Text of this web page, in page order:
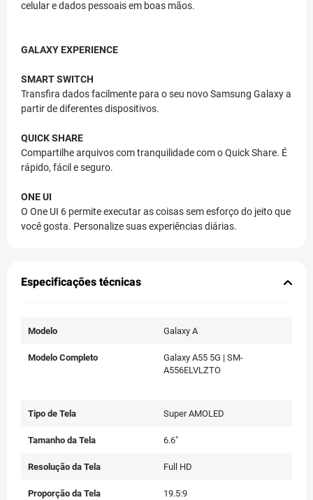
celular e dados pessoais em boas mãos.
GALAXY EXPERIENCE
SMART SWITCH
Transfira dados facilmente para o seu novo Samsung Galaxy a
partir de diferentes dispositivos.
QUICK SHARE
Compartilhe arquivos com tranquilidade com o Quick Share. É
rápido, fácil e seguro.
ONE UI
O One UI 6 permite executar as coisas sem esforço do jeito que
você gosta. Personalize suas experiências diárias.
Especificações técnicas
Modelo Galaxy A
Modelo Completo
Galaxy A55 5G | SM-
A556ELVLZTO
Tipo de Tela Super AMOLED
Tamanho da Tela 6.6"
Resolução da Tela Full HD
Proporção da Tela 19.5:9